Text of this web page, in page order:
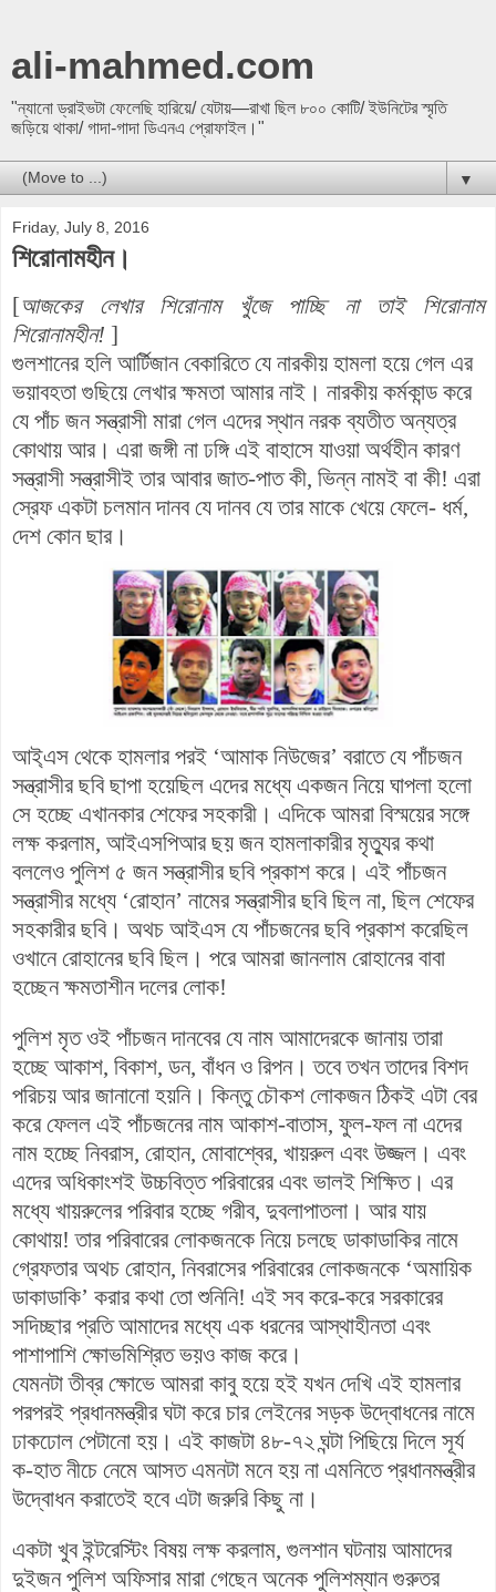
ali-mahmed.com
"ন্যানো ড্রাইভটা ফেলেছি হারিয়ে/ যেটায়—রাখা ছিল ৮০০ কোটি/ ইউনিটের স্মৃতি
জড়িয়ে থাকা/ গাদা-গাদা ডিএনএ প্রোফাইল।"
▼
Friday, July 8, 2016
শিরোনামহীন।
[আজকের লেখার শিরোনাম খুঁজে পাচ্ছি না তাই শিরোনাম
শিরোনামহীন! ]
গুলশানের হলি আর্টিজান বেকারিতে যে নারকীয় হামলা হয়ে গেল এর
ভয়াবহতা গুছিয়ে লেখার ক্ষমতা আমার নাই। নারকীয় কর্মকান্ড করে
যে পাঁচ জন সন্ত্রাসী মারা গেল এদের স্থান নরক ব্যতীত অন্যত্র
কোথায় আর। এরা জঙ্গী না ঢঙ্গি এই বাহাসে যাওয়া অর্থহীন কারণ
সন্ত্রাসী সন্ত্রাসীই তার আবার জাত-পাত কী, ভিন্ন নামই বা কী! এরা
স্রেফ একটা চলমান দানব যে দানব যে তার মাকে খেয়ে ফেলে- ধর্ম,
দেশ কোন ছার।
আই্এস থেকে হামলার পরই ‘আমাক নিউজের’ বরাতে যে পাঁচজন
সন্ত্রাসীর ছবি ছাপা হয়েছিল এদের মধ্যে একজন নিয়ে ঘাপলা হলো
সে হচ্ছে এখানকার শেফের সহকারী। এদিকে আমরা বিস্ময়ের সঙ্গে
লক্ষ করলাম, আইএসপিআর ছয় জন হামলাকারীর মৃত্যুর কথা
বললেও পুলিশ ৫ জন সন্ত্রাসীর ছবি প্রকাশ করে। এই পাঁচজন
সন্ত্রাসীর মধ্যে ‘রোহান’ নামের সন্ত্রাসীর ছবি ছিল না, ছিল শেফের
সহকারীর ছবি। অথচ আইএস যে পাঁচজনের ছবি প্রকাশ করেছিল
ওখানে রোহানের ছবি ছিল। পরে আমরা জানলাম রোহানের বাবা
হচ্ছেন ক্ষমতাশীন দলের লোক!
পুলিশ মৃত ওই পাঁচজন দানবের যে নাম আমাদেরকে জানায় তারা
হচ্ছে আকাশ, বিকাশ, ডন, বাঁধন ও রিপন। তবে তখন তাদের বিশদ
পরিচয় আর জানানো হয়নি। কিন্তু চৌকশ লোকজন ঠিকই এটা বের
করে ফেলল এই পাঁচজনের নাম আকাশ-বাতাস, ফুল-ফল না এদের
নাম হচ্ছে নিবরাস, রোহান, মোবাশ্বের, খায়রুল এবং উজ্জল। এবং
এদের অধিকাংশই উচ্চবিত্ত পরিবারের এবং ভালই শিক্ষিত। এর
মধ্যে খায়রুলের পরিবার হচ্ছে গরীব, দুবলাপাতলা। আর যায়
কোথায়! তার পরিবারের লোকজনকে নিয়ে চলছে ডাকাডাকির নামে
গ্রেফতার অথচ রোহান, নিবরাসের পরিবারের লোকজনকে ‘অমায়িক
ডাকাডাকি’ করার কথা তো শুনিনি! এই সব করে-করে সরকারের
সদিচ্ছার প্রতি আমাদের মধ্যে এক ধরনের আস্থাহীনতা এবং
পাশাপাশি ক্ষোভমিশ্রিত ভয়ও কাজ করে।
যেমনটা তীব্র ক্ষোভে আমরা কাবু হয়ে হই যখন দেখি এই হামলার
পরপরই প্রধানমন্ত্রীর ঘটা করে চার লেইনের সড়ক উদ্বোধনের নামে
ঢাকঢোল পেটানো হয়। এই কাজটা ৪৮-৭২ ঘন্টা পিছিয়ে দিলে সূর্য
ক-হাত নীচে নেমে আসত এমনটা মনে হয় না এমনিতে প্রধানমন্ত্রীর
উদ্বোধন করাতেই হবে এটা জরুরি কিছু না।
একটা খুব ইন্টরেস্টিং বিষয় লক্ষ করলাম, গুলশান ঘটনায় আমাদের
দুইজন পুলিশ অফিসার মারা গেছেন অনেক পুলিশম্যান গুরুতর